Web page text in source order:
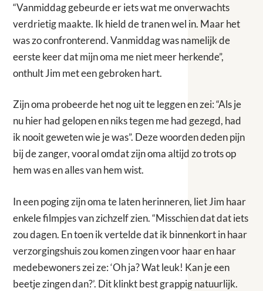
“Vanmiddag gebeurde er iets wat me onverwachts
verdrietig maakte. Ik hield de tranen wel in. Maar het
was zo confronterend. Vanmiddag was namelijk de
eerste keer dat mijn oma me niet meer herkende”,
onthult Jim met een gebroken hart.
Zijn oma probeerde het nog uit te leggen en zei: “Als je
nu hier had gelopen en niks tegen me had gezegd, had
ik nooit geweten wie je was”. Deze woorden deden pijn
bij de zanger, vooral omdat zijn oma altijd zo trots op
hem was en alles van hem wist.
In een poging zijn oma te laten herinneren, liet Jim haar
enkele filmpjes van zichzelf zien. “Misschien dat dat iets
zou dagen. En toen ik vertelde dat ik binnenkort in haar
verzorgingshuis zou komen zingen voor haar en haar
medebewoners zei ze: ‘Oh ja? Wat leuk! Kan je een
beetje zingen dan?’. Dit klinkt best grappig natuurlijk.